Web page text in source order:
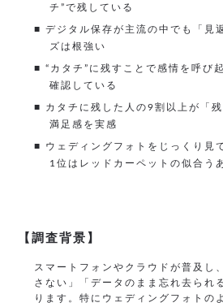
チ”で残している
■ デジタル保存が主流の中でも「見
ズは根強い
■ “カタチ”に残すことで感情を呼び
確認している
■ カタチに残した人の9割以上が「
満足感を実感
■ ウェディングフォトをじっくり見
1位はレッドカーペットの似合う
【調査背景】
スマートフォンやクラウドが普及し
さない」「データのまま忘れ去られ
ります。特にウェディングフォトの